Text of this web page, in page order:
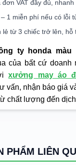
VAT đầy đủ, nhanh
1 miễn phí nếu có lỗi
lẻ từ 3 chiếc trở lên, hỗ
ty honda màu
của bất cứ doanh
xưởng may áo
vấn, nhận báo giá
chất lượng đến
PHẨM LIÊN